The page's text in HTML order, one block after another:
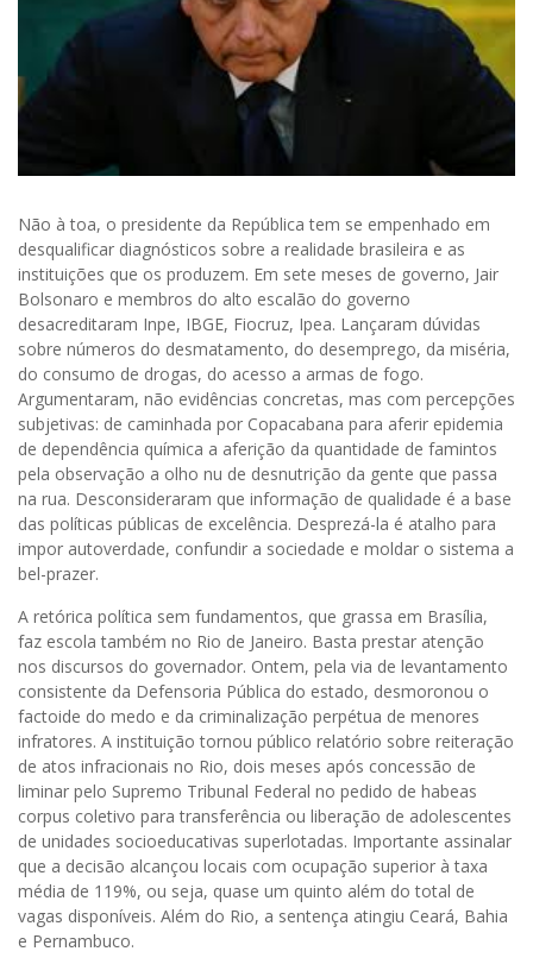
Não à toa, o presidente da República tem se empenhado em
desqualificar diagnósticos sobre a realidade brasileira e as
instituições que os produzem. Em sete meses de governo, Jair
Bolsonaro e membros do alto escalão do governo
desacreditaram Inpe, IBGE, Fiocruz, Ipea. Lançaram dúvidas
sobre números do desmatamento, do desemprego, da miséria,
do consumo de drogas, do acesso a armas de fogo.
Argumentaram, não evidências concretas, mas com percepções
subjetivas: de caminhada por Copacabana para aferir epidemia
de dependência química a aferição da quantidade de famintos
pela observação a olho nu de desnutrição da gente que passa
na rua. Desconsideraram que informação de qualidade é a base
das políticas públicas de excelência. Desprezá-la é atalho para
impor autoverdade, confundir a sociedade e moldar o sistema a
bel-prazer.
A retórica política sem fundamentos, que grassa em Brasília,
faz escola também no Rio de Janeiro. Basta prestar atenção
nos discursos do governador. Ontem, pela via de levantamento
consistente da Defensoria Pública do estado, desmoronou o
factoide do medo e da criminalização perpétua de menores
infratores. A instituição tornou público relatório sobre reiteração
de atos infracionais no Rio, dois meses após concessão de
liminar pelo Supremo Tribunal Federal no pedido de habeas
corpus coletivo para transferência ou liberação de adolescentes
de unidades socioeducativas superlotadas. Importante assinalar
que a decisão alcançou locais com ocupação superior à taxa
média de 119%, ou seja, quase um quinto além do total de
vagas disponíveis. Além do Rio, a sentença atingiu Ceará, Bahia
e Pernambuco.